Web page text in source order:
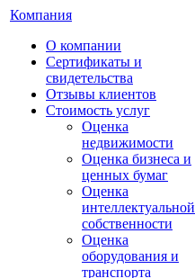
Компания
О компании
Сертификаты и
свидетельства
Отзывы клиентов
Стоимость услуг
Оценка
недвижимости
Оценка бизнеса и
ценных бумаг
Оценка
интеллектуальной
собственности
Оценка
оборудования и
транспорта